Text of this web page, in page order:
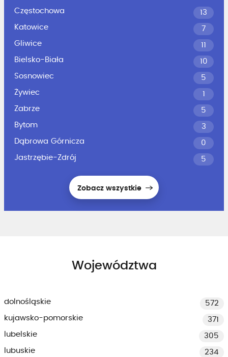
Częstochowa
13
Katowice
7
Gliwice
11
Bielsko-Biała
10
Sosnowiec
5
Żywiec
1
Zabrze
5
Bytom
3
Dąbrowa Górnicza
0
Jastrzębie-Zdrój
5
Zobacz wszystkie
Województwa
dolnośląskie
572
kujawsko-pomorskie
371
lubelskie
305
lubuskie
234